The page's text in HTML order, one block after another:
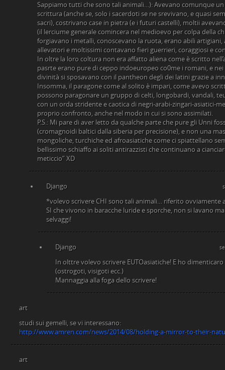
Sappiamo tutti che sono tali animali…): Avevano comunque
scrittura (anche se, solo i sacerdoti se ne srevivano, e quasi
sacri), costrivano case in pietra (e i futuri castelli), moltii
(il lerciume generale comincera nel medioevo per colpa della
forgiavano i metalli, conoscevano la ruota, erano abili
allevatori e moltissimi contavano fieri guerrieri, coraggiosi e
In oltre la loro coltura non era affatto aliena come è scritto
pasrte erano pure di ceppo indoeuropeo co0me i romani, e
divinità si sposavano con il pantheon degli dei latini grazie a
Insomma, il paragone come al solito è impari, come avevo
possono paragonare un gruppo di celti, longobardi, vandali,
con un orda stridente e caotica di negri-arabi-zingari-asiatici-
proprio confronto, anche nel modo in cui si sono assimilati.
P.S.: Mi pare di aver letto da qualche parte che pure gli Unni
(cromagnoidi baltici dalla siberia per precisione), e non una
mongoliche, turchiche ed afroasiatiche come ci spiattellano
bellissimo schiaffo ai soliti antirazzisti che continuano a
meticcio” XD
Django
*volevo scrivere CHI sono tali animali… riferito ovviamente
SI che vivono in baracche luride e sporche, non si lavano
selvaggi!
Django
In olttre volevo scrivere EUTOasiatiche! E ho
(ostrogoti, visigoti ecc.)
Mannaggia alla foga dello scrivere!
art
studi sui gemelli, se vi interessano:
http://www.amren.com/news/2014/08/holding-a-mirror-to-their-
art